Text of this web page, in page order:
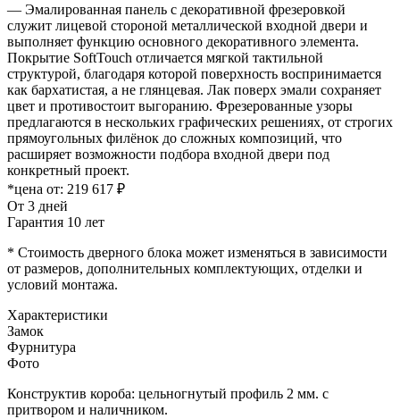
— Эмалированная панель с декоративной фрезеровкой
служит лицевой стороной металлической входной двери и
выполняет функцию основного декоративного элемента.
Покрытие SoftTouch отличается мягкой тактильной
структурой, благодаря которой поверхность воспринимается
как бархатистая, а не глянцевая. Лак поверх эмали сохраняет
цвет и противостоит выгоранию. Фрезерованные узоры
предлагаются в нескольких графических решениях, от строгих
прямоугольных филёнок до сложных композиций, что
расширяет возможности подбора входной двери под
конкретный проект.
*цена от: 219 617 ₽
От 3 дней
Гарантия 10 лет
* Стоимость дверного блока может изменяться в зависимости
от размеров, дополнительных комплектующих, отделки и
условий монтажа.
Характеристики
Замок
Фурнитура
Фото
Конструктив короба: цельногнутый профиль 2 мм. с
притвором и наличником.